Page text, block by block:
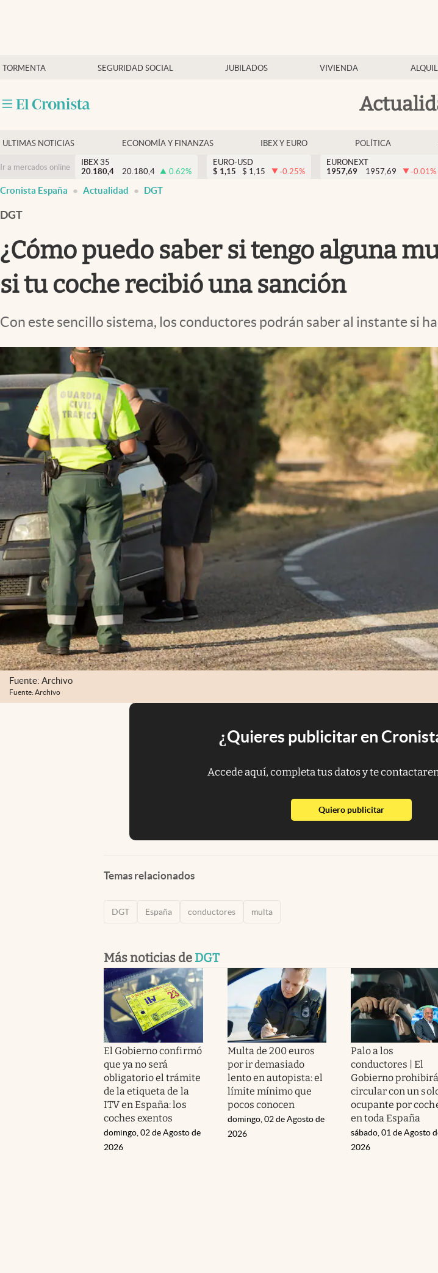
TORMENTA SEGURIDAD SOCIAL JUBILADOS VIVIENDA
Economía y finanzas
Criptomonedas
ULTIMAS NOTICIAS ECONOMÍA Y FINANZAS IBEX Y EURO POLÍTICA
Ir a mercados online
IBEX 35
20.180,4
20.180,4 0.62%
EURO-USD
$ 1,15 $ 1,15 -0.25%
EURONEXT
1957,69
1957,69 -0.01%
Cronista España Actualidad DGT
DGT
¿Cómo puedo saber si tengo alguna
si tu coche recibió una sanción
Con este sencillo sistema, los conductores podrán saber al instante si
Fuente: Archivo
Fuente: Archivo
¿Quieres publicitar en
Accede aquí, completa tus datos y te
Quiero publicitarabre en nueva
Temas relacionados
DGT España conductores multa
Más noticias de DGT
El Gobierno confirmó
que ya no será
obligatorio el trámite
de la etiqueta de la
ITV en España: los
coches exentos
domingo, 02 de Agosto de
2026
Multa de 200 euros
por ir demasiado
lento en autopista: el
límite mínimo que
pocos conocen
domingo, 02 de Agosto de
2026
Palo a los
conductores | El
Gobierno prohibirá
circular con un
ocupante por
en toda España
sábado, 01 de Agosto
2026